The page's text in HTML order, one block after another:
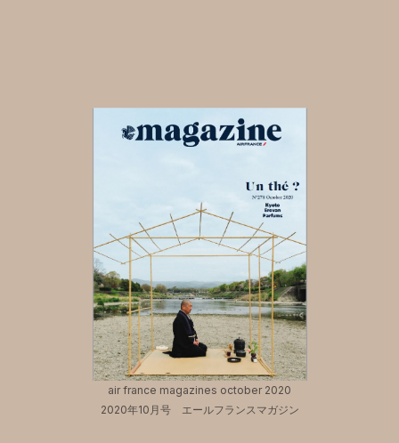
air france magazines october 2020
2020年10月号 エールフランスマガジン